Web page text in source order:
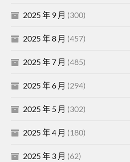
2025 年 9 月 (300)
2025 年 8 月 (457)
2025 年 7 月 (485)
2025 年 6 月 (294)
2025 年 5 月 (302)
2025 年 4 月 (180)
2025 年 3 月 (62)